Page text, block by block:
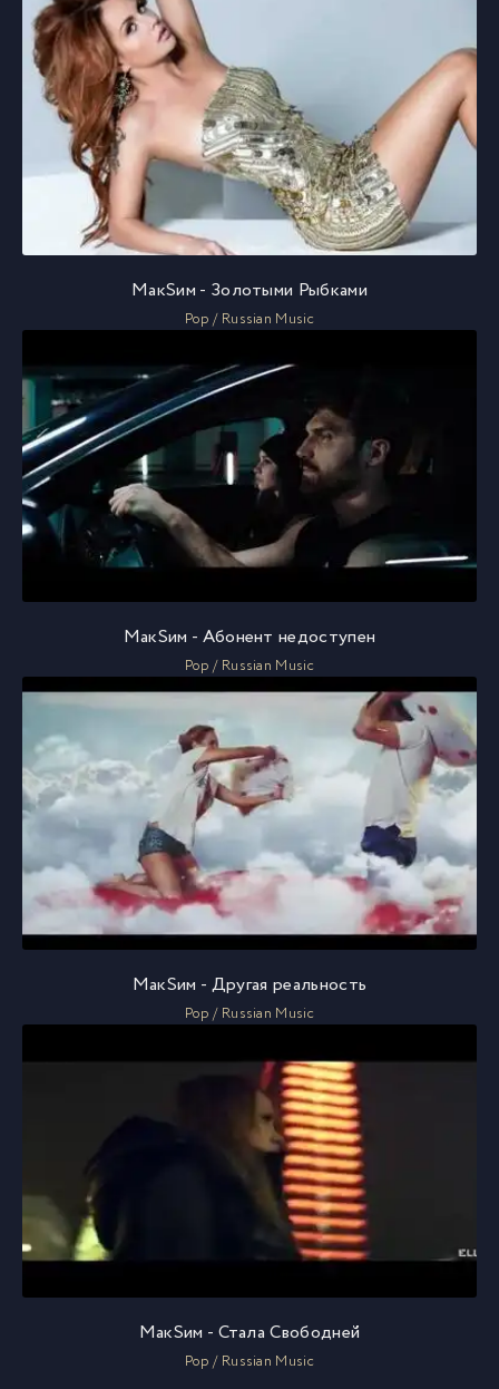
МакSим - Золотыми Рыбками
Pop / Russian Music
МакSим - Абонент недоступен
Pop / Russian Music
МакSим - Другая реальность
Pop / Russian Music
МакSим - Стала Свободней
Pop / Russian Music